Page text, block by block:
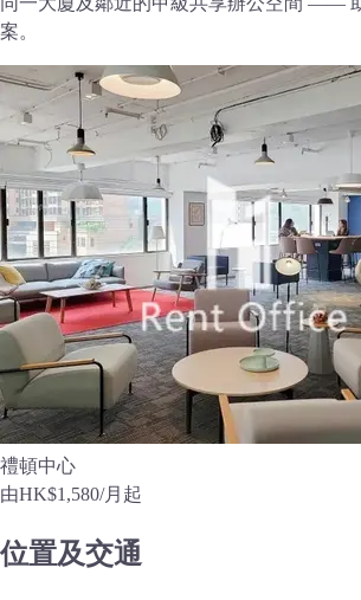
案。
禮頓中心
由HK$1,580/月起
位置及交通